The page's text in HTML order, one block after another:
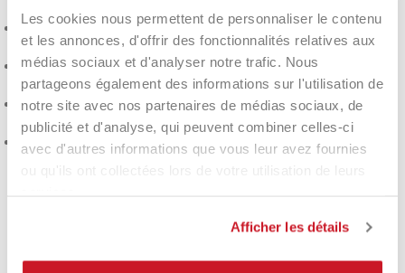
Les cookies nous permettent de personnaliser le contenu
et les annonces, d'offrir des fonctionnalités relatives aux
médias sociaux et d'analyser notre trafic. Nous
partageons également des informations sur l'utilisation de
notre site avec nos partenaires de médias sociaux, de
publicité et d'analyse, qui peuvent combiner celles-ci
avec d'autres informations que vous leur avez fournies
ou qu'ils ont collectées lors de votre utilisation de leurs
Afficher les détails
Pour les joueurs offensifsqui recherchent une raquette
agressive et performante
Pour ceux qui recherchentun impact solideet des tirs plus
incisifs (3K Carbon)
Pour ceux qui recherchentstabilitéet confort même en cas
d'effort intense (Le système Bull)
Pour ceux qui aiment la variété avecdes effetset des
trajectoires contrôlées (3D Spin)